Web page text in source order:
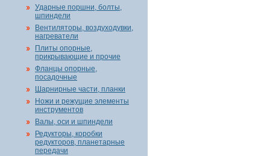
Ударные поршни, болты,
шпиндели
Вентиляторы, воздуходувки,
нагреватели
Плиты опорные,
прикрывающие и прочие
Фланцы опорные,
посадочные
Шарнирные части, планки
Ножи и режущие элементы
инструментов
Валы, оси и шпиндели
Редукторы, коробки
редукторов, планетарные
передачи